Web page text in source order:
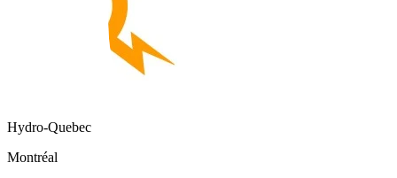
Hydro-Quebec
Montréal